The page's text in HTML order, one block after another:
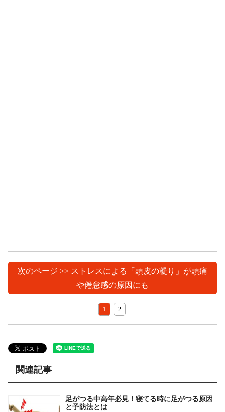
次のページ >> ストレスによる「頭皮の凝り」が頭痛
や倦怠感の原因にも
1 2
関連記事
足がつる中高年必見！寝てる時に足がつる原因
と予防法とは